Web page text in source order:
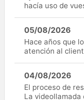
hacía uso de
05/08/2026
Hace años que
atención al
04/08/2026
El proceso de
La videollamada